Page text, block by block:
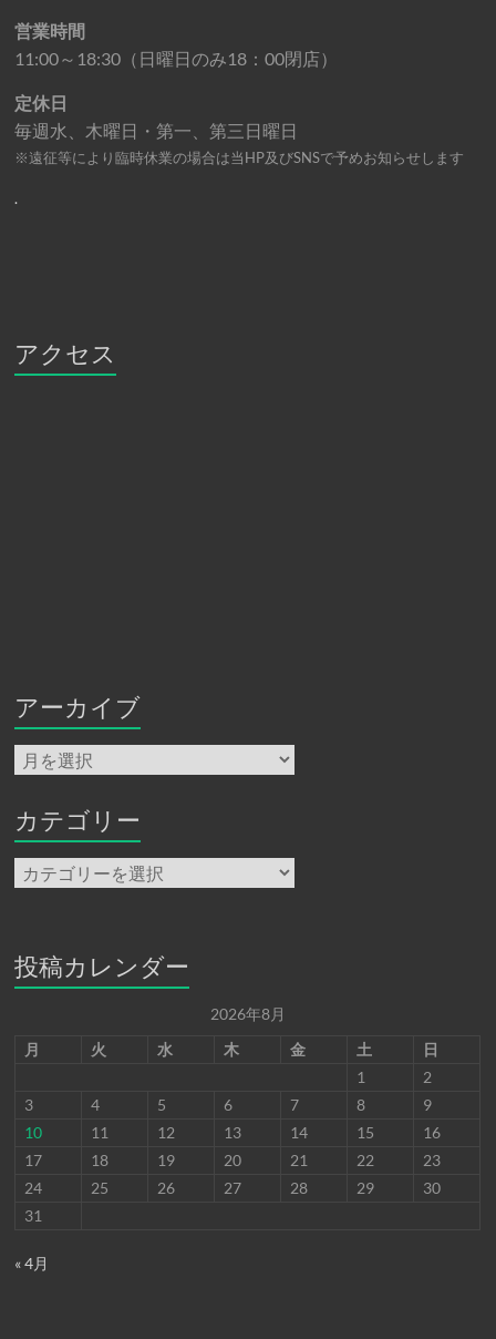
営業時間
11:00～18:30（日曜日のみ18：00閉店）
定休日
毎週水、木曜日・第一、第三日曜日
※遠征等により臨時休業の場合は当HP及びSNSで予めお知らせします
.
アクセス
アーカイブ
ア
ー
イ
ブ
カテゴリー
カ
テ
投稿カレンダー
2026年8月
月
火 水 木 金 土
日
1
2
3
4 5 6 7 8
9
10
11 12 13 14 15
16
17
18 19 20 21 22
23
24
25 26 27 28 29
30
31
« 4月